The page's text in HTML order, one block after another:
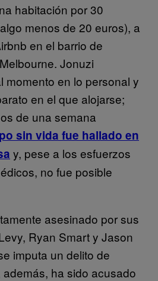
habitación por 30
menos de 20 euros), a
en el barrio de
Jonuzi
momento en lo personal y
en el que alojarse;
de una semana
sin vida fue hallado en
y, pese a los esfuerzos
no fue posible
asesinado por sus
Ryan Smart y Jason
imputa un delito de
ha sido acusado